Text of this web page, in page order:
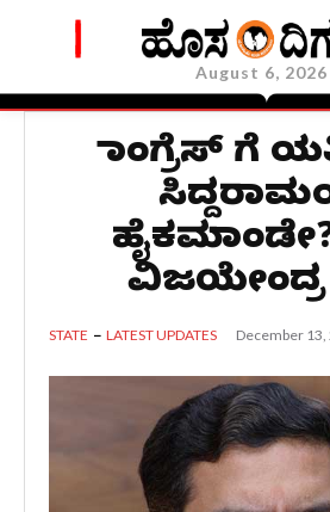
August 6, 2026
ಕಾಂಗ್ರೆಸ್ ಗೆ
ವಿಜಯೇಂದ್ರ
STATE LATEST UPDATES December 13,